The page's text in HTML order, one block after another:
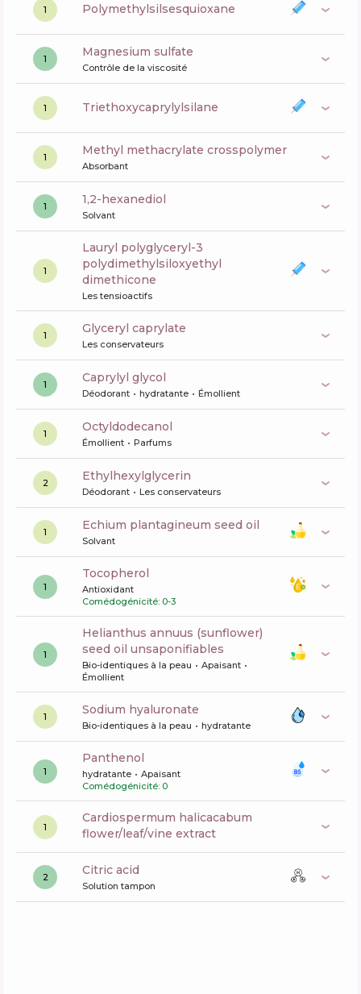
1 polymethylsilsesquioxane
1 magnesium sulfate
Contrôle de la viscosité
1 triethoxycaprylylsilane
1 methyl methacrylate crosspolymer
Absorbant
1 1,2-hexanediol
Solvant
1
lauryl polyglyceryl-3
polydimethylsiloxyethyl
dimethicone
Les tensioactifs
1 glyceryl caprylate
Les conservateurs
1 caprylyl glycol
Déodorant hydratante Émollient
1 octyldodecanol
Émollient Parfums
2 ethylhexylglycerin
Déodorant Les conservateurs
1 echium plantagineum seed oil
Solvant
1
tocopherol
Antioxidant
Comédogénicité: 0-3
1
helianthus annuus (sunflower)
seed oil unsaponifiables
Bio-identiques à la peau
Apaisant
Émollient
1 sodium hyaluronate
Bio-identiques à la peau hydratante
1
panthenol
hydratante
Apaisant
Comédogénicité: 0
1
cardiospermum halicacabum
flower/leaf/vine extract
2 citric acid
Solution tampon